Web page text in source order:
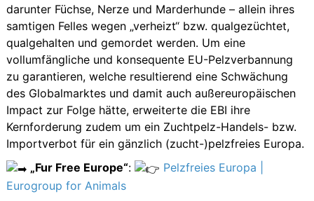
darunter Füchse, Nerze und Marderhunde – allein ihres
samtigen Felles wegen „verheizt“ bzw. qualgezüchtet,
qualgehalten und gemordet werden. Um eine
vollumfängliche und konsequente EU-Pelzverbannung
zu garantieren, welche resultierend eine Schwächung
des Globalmarktes und damit auch außereuropäischen
Impact zur Folge hätte, erweiterte die EBI ihre
Kernforderung zudem um ein Zuchtpelz-Handels- bzw.
Importverbot für ein gänzlich (zucht-)pelzfreies Europa.
„Fur Free Europe“:
Pelzfreies Europa |
Eurogroup for Animals